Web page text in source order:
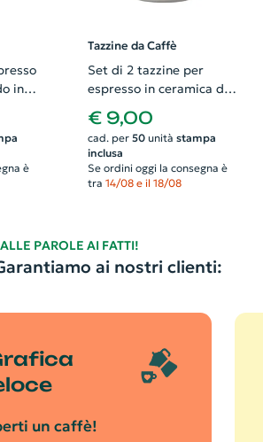
in
è
Tazzine da Caffè
Set di 2 tazzine per
espresso in ceramica da
90ml Male
€ 9,00
cad. per 50unità stampa
inclusa
Se ordini oggi la consegna è
tra 14/08 e il 18/08
PAROLE AI FATTI!
ai nostri clienti:
un caffè!